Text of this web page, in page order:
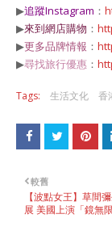
▶追蹤Instagram ：
▶來到網店購物 ：
▶更多品牌情報 ：
▶尋找旅行優惠 ：
Tags: 生活文化 香
較舊
【波點女王】草間
展 美國上演「鏡無限